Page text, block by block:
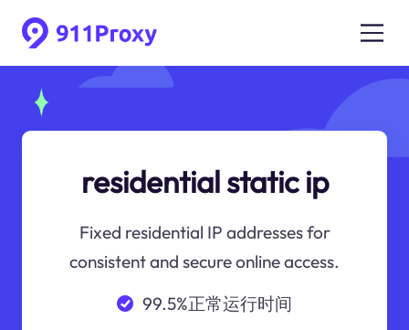
residential static ip
Fixed residential IP addresses for
consistent and secure online access.
99.5%正常运行时间